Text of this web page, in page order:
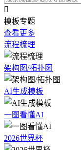

模板专题
查看更多
流程梳理
架构图/拓扑图
AI生成模板
一图看懂AI
2026世界杯